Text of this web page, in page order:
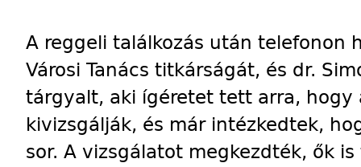
A reggeli találkozás után telefonon
Városi Tanács titkárságát, és dr.
tárgyalt, aki ígéretet tett arra, hogy
kivizsgálják, és már intézkedtek,
sor. A vizsgálatot megkezdték, ők